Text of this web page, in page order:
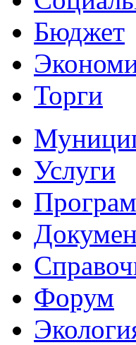
Бюджет
Торги
Услуги
Форум